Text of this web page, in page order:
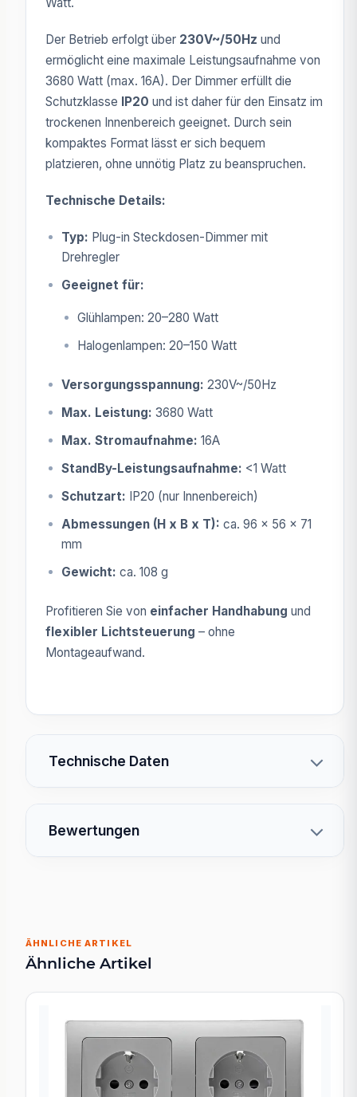
Der Betrieb erfolgt über 230V~/50Hz und
ermöglicht eine maximale Leistungsaufnahme von
3680 Watt (max. 16A). Der Dimmer erfüllt die
Schutzklasse IP20 und ist daher für den Einsatz im
trockenen Innenbereich geeignet. Durch sein
kompaktes Format lässt er sich bequem
platzieren, ohne unnötig Platz zu beanspruchen.
Technische Details:
Typ: Plug-in Steckdosen-Dimmer mit
Drehregler
Geeignet für:
Glühlampen: 20–280 Watt
Halogenlampen: 20–150 Watt
Versorgungsspannung: 230V~/50Hz
Max. Leistung: 3680 Watt
Max. Stromaufnahme: 16A
StandBy-Leistungsaufnahme: <1 Watt
Schutzart: IP20 (nur Innenbereich)
Abmessungen (H x B x T): ca. 96 x 56 x 71
mm
Gewicht: ca. 108 g
Profitieren Sie von einfacher Handhabung und
flexibler Lichtsteuerung – ohne
Montageaufwand.
Technische Daten
Bewertungen
ÄHNLICHE ARTIKEL
Ähnliche Artikel